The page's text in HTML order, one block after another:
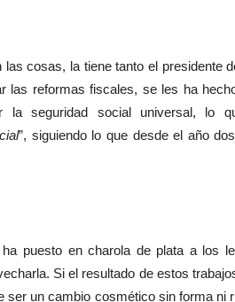
cosas, la tiene tanto el presidente
las reformas fiscales, se les ha
la seguridad social universal, lo
”, siguiendo lo que desde el año
puesto en charola de plata a los
Si el resultado de estos
ser un cambio cosmético sin forma ni